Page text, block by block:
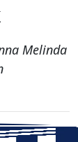
Melinda